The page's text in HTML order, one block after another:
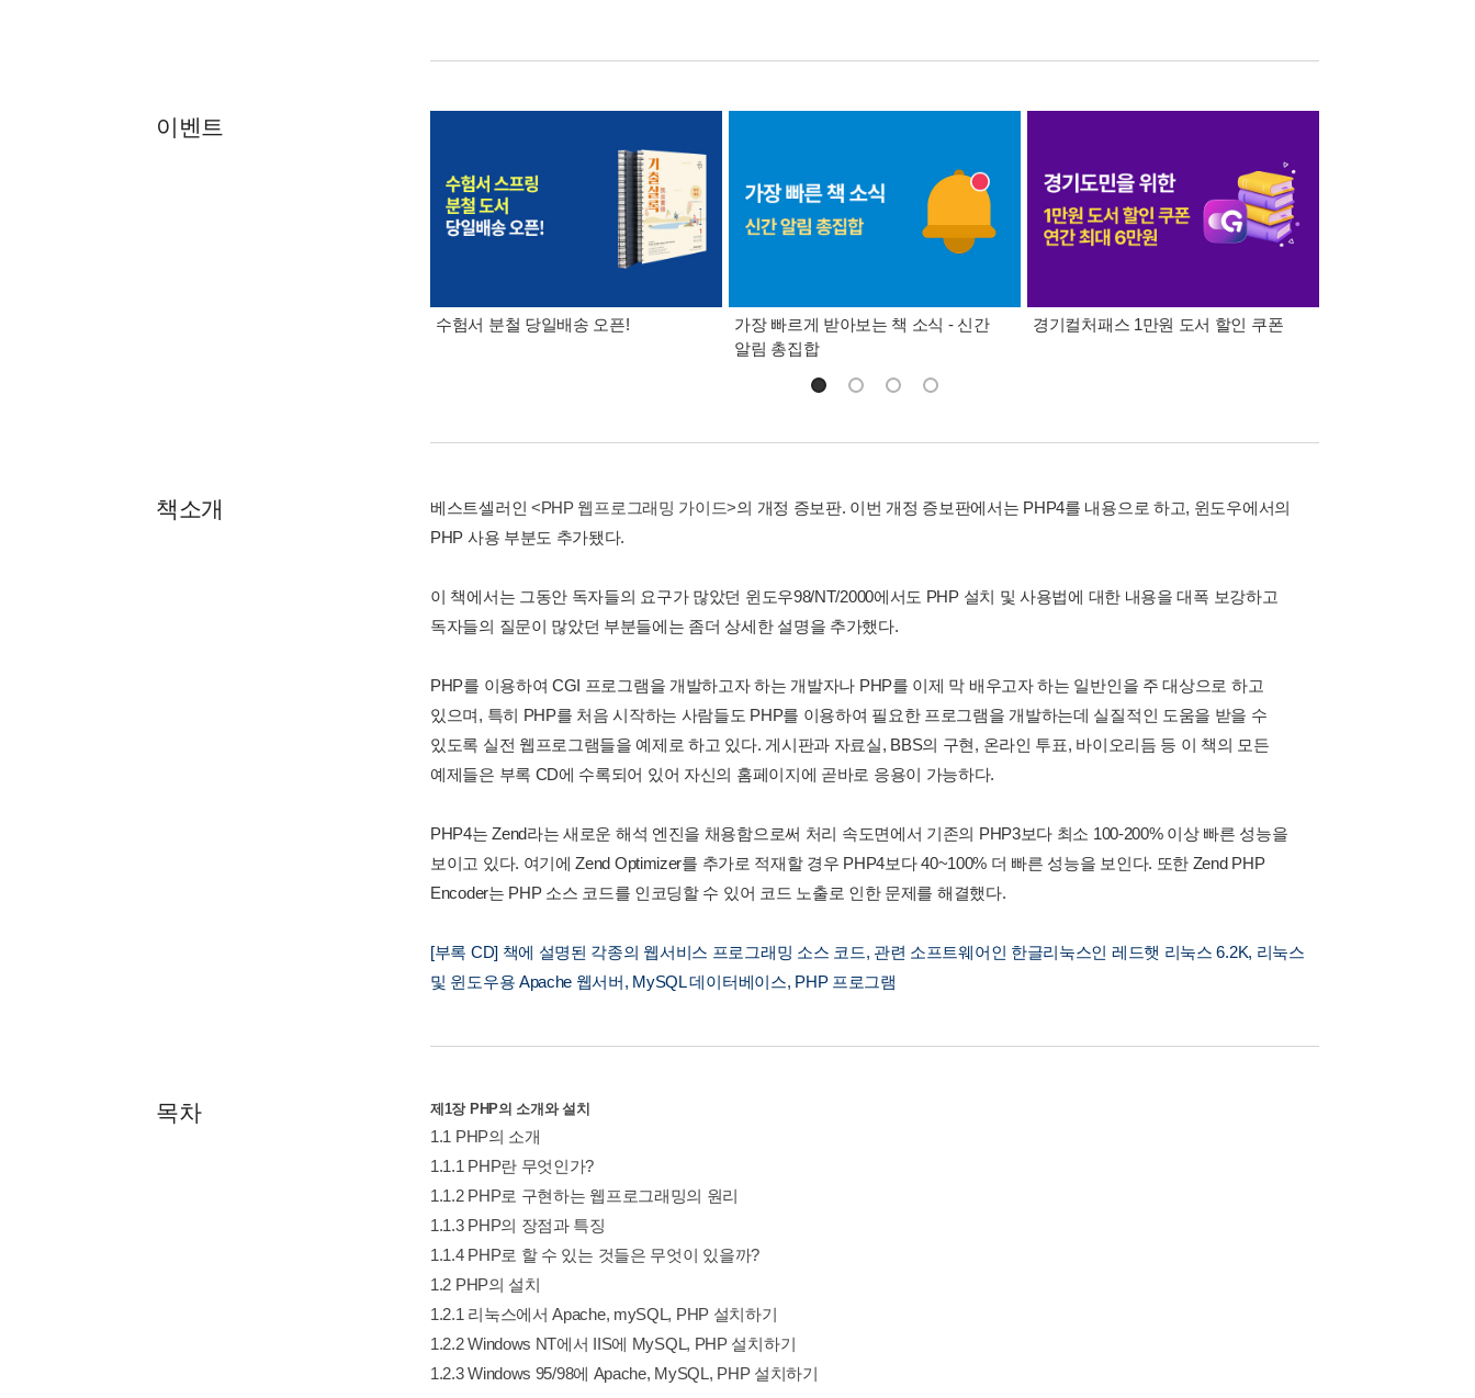
이벤트
수험서 분철 당일배송 오픈!
가장 빠르게 받아보는 책 소식 - 신간
알림 총집합
경기컬처패스 1만원 도서 할인 쿠폰
책소개 베스트셀러인 <PHP 웹프로그래밍 가이드>의 개정 증보판. 이번 개정 증보판에서는 PHP4를 내용으로 하고, 윈도우에서의
PHP 사용 부분도 추가됐다.
이 책에서는 그동안 독자들의 요구가 많았던 윈도우98/NT/2000에서도 PHP 설치 및 사용법에 대한 내용을 대폭 보강하고
독자들의 질문이 많았던 부분들에는 좀더 상세한 설명을 추가했다.
PHP를 이용하여 CGI 프로그램을 개발하고자 하는 개발자나 PHP를 이제 막 배우고자 하는 일반인을 주 대상으로 하고
있으며, 특히 PHP를 처음 시작하는 사람들도 PHP를 이용하여 필요한 프로그램을 개발하는데 실질적인 도움을 받을 수
있도록 실전 웹프로그램들을 예제로 하고 있다. 게시판과 자료실, BBS의 구현, 온라인 투표, 바이오리듬 등 이 책의 모든
예제들은 부록 CD에 수록되어 있어 자신의 홈페이지에 곧바로 응용이 가능하다.
PHP4는 Zend라는 새로운 해석 엔진을 채용함으로써 처리 속도면에서 기존의 PHP3보다 최소 100-200% 이상 빠른 성능을
보이고 있다. 여기에 Zend Optimizer를 추가로 적재할 경우 PHP4보다 40~100% 더 빠른 성능을 보인다. 또한 Zend PHP
Encoder는 PHP 소스 코드를 인코딩할 수 있어 코드 노출로 인한 문제를 해결했다.
[부록 CD] 책에 설명된 각종의 웹서비스 프로그래밍 소스 코드, 관련 소프트웨어인 한글리눅스인 레드햇 리눅스 6.2K, 리눅스
및 윈도우용 Apache 웹서버, MySQL 데이터베이스, PHP 프로그램
목차 제1장 PHP의 소개와 설치
1.1 PHP의 소개
1.1.1 PHP란 무엇인가?
1.1.2 PHP로 구현하는 웹프로그래밍의 원리
1.1.3 PHP의 장점과 특징
1.1.4 PHP로 할 수 있는 것들은 무엇이 있을까?
1.2 PHP의 설치
1.2.1 리눅스에서 Apache, mySQL, PHP 설치하기
1.2.2 Windows NT에서 IIS에 MySQL, PHP 설치하기
1.2.3 Windows 95/98에 Apache, MySQL, PHP 설치하기